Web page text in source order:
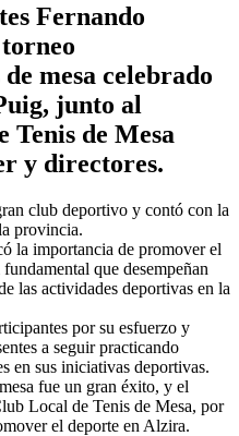
Fernando
mesa celebrado
junto al
Tenis de Mesa
y directores.
club deportivo y contó con la
provincia.
la importancia de promover el
que desempeñan
las actividades deportivas en la
por su esfuerzo y
a seguir practicando
en sus iniciativas deportivas.
fue un gran éxito, y el
Local de Tenis de Mesa, por
el deporte en Alzira.